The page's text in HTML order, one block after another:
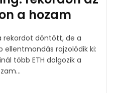
a hozam
rekordot döntött, de a
rajzolódik ki:
több ETH dolgozik a